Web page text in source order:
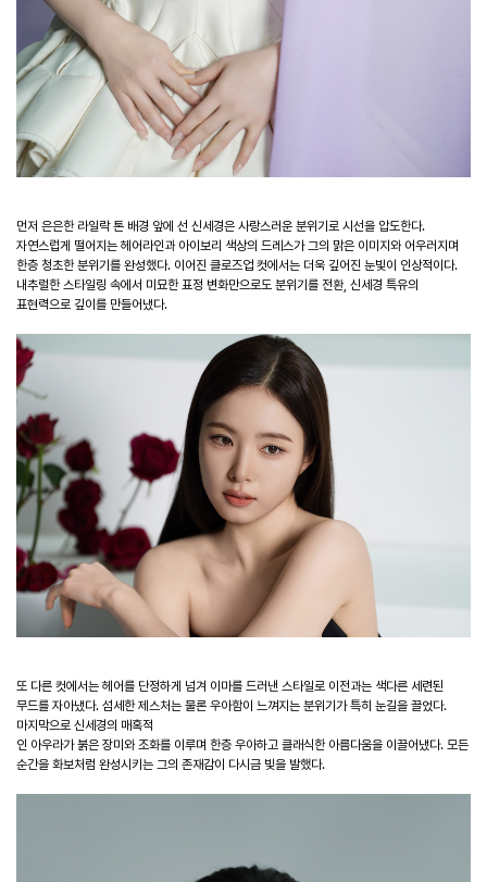
먼저 은은한 라일락 톤 배경 앞에 선 신세경은 사랑스러운 분위기로 시선을 압도한다.
자연스럽게 떨어지는 헤어라인과 아이보리 색상의 드레스가 그의 맑은 이미지와 어우러지며
한층 청초한 분위기를 완성했다. 이어진 클로즈업 컷에서는 더욱 깊어진 눈빛이 인상적이다.
내추럴한 스타일링 속에서 미묘한 표정 변화만으로도 분위기를 전환, 신세경 특유의
표현력으로 깊이를 만들어냈다.
또 다른 컷에서는 헤어를 단정하게 넘겨 이마를 드러낸 스타일로 이전과는 색다른 세련된
무드를 자아냈다. 섬세한 제스처는 물론 우아함이 느껴지는 분위기가 특히 눈길을 끌었다.
마지막으로 신세경의 매혹적
인 아우라가 붉은 장미와 조화를 이루며 한층 우아하고 클래식한 아름다움을 이끌어냈다. 모든
순간을 화보처럼 완성시키는 그의 존재감이 다시금 빛을 발했다.